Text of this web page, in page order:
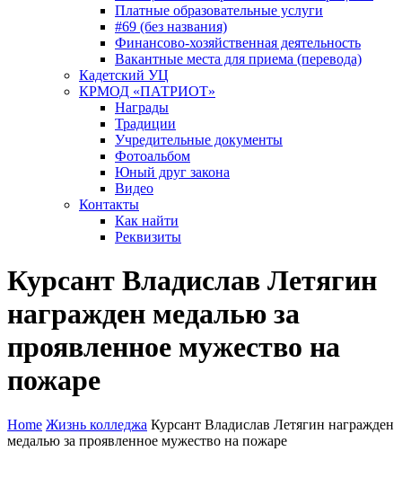
Платные образовательные услуги
#69 (без названия)
Финансово-хозяйственная деятельность
Вакантные места для приема (перевода)
Кадетский УЦ
КРМОД «ПАТРИОТ»
Награды
Традиции
Учредительные документы
Фотоальбом
Юный друг закона
Видео
Контакты
Как найти
Реквизиты
Курсант Владислав Летягин
награжден медалью за
проявленное мужество на
пожаре
Home Жизнь колледжа Курсант Владислав Летягин награжден
медалью за проявленное мужество на пожаре